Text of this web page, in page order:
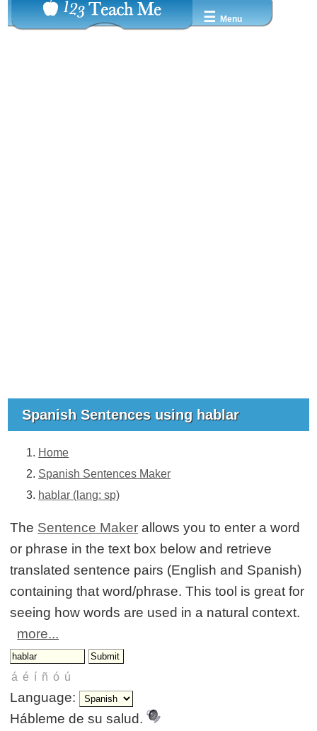
☰ Menu
Spanish Sentences using hablar
Home
Spanish Sentences Maker
hablar (lang: sp)
The Sentence Maker allows you to enter a word
or phrase in the text box below and retrieve
translated sentence pairs (English and Spanish)
containing that word/phrase. This tool is great for
seeing how words are used in a natural context.
more...
Language:
Hábleme de su salud.